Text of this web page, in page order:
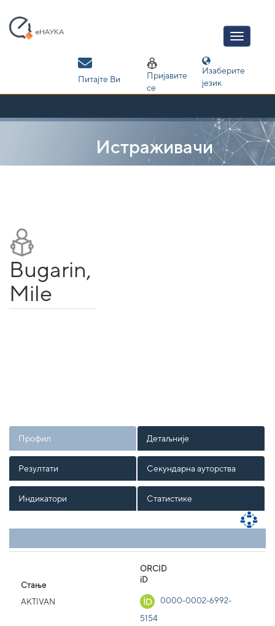
navigation
Питајте Ви
Пријавите
се
Изаберите
језик
Истраживачи
Bugarin,
Mile
Профил Детаљније
Резултати Секундарна ауторства
Индикатори Статистике
Стање
AKTIVAN
ORCID
iD
0000-0002-6992-
5154